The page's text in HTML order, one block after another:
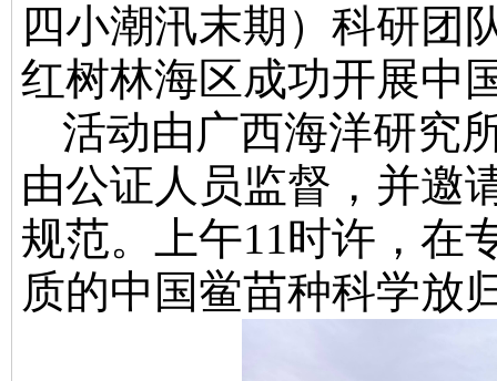
四小潮汛末期）科研团
红树林海区成功开展中
活动由广西海洋研究
由公证人员监督，并邀
规范。 上午11时许，在
质的中国鲎苗种科学放